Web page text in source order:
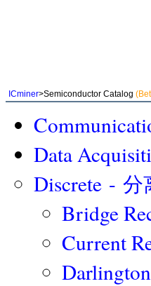
ICminer>Semiconductor Catalog
Data
Discrete - 分
Bridge
Current